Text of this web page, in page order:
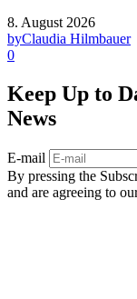
8. August 2026
byClaudia Hilmbauer
0
Keep Up to
News
E-mail
By pressing the
and are agreeing to